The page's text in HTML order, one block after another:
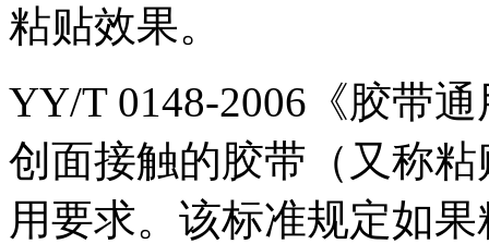
粘贴效果。
YY/T 0148-2006《胶带
创面接触的胶带（又称
用要求。该标准规定如